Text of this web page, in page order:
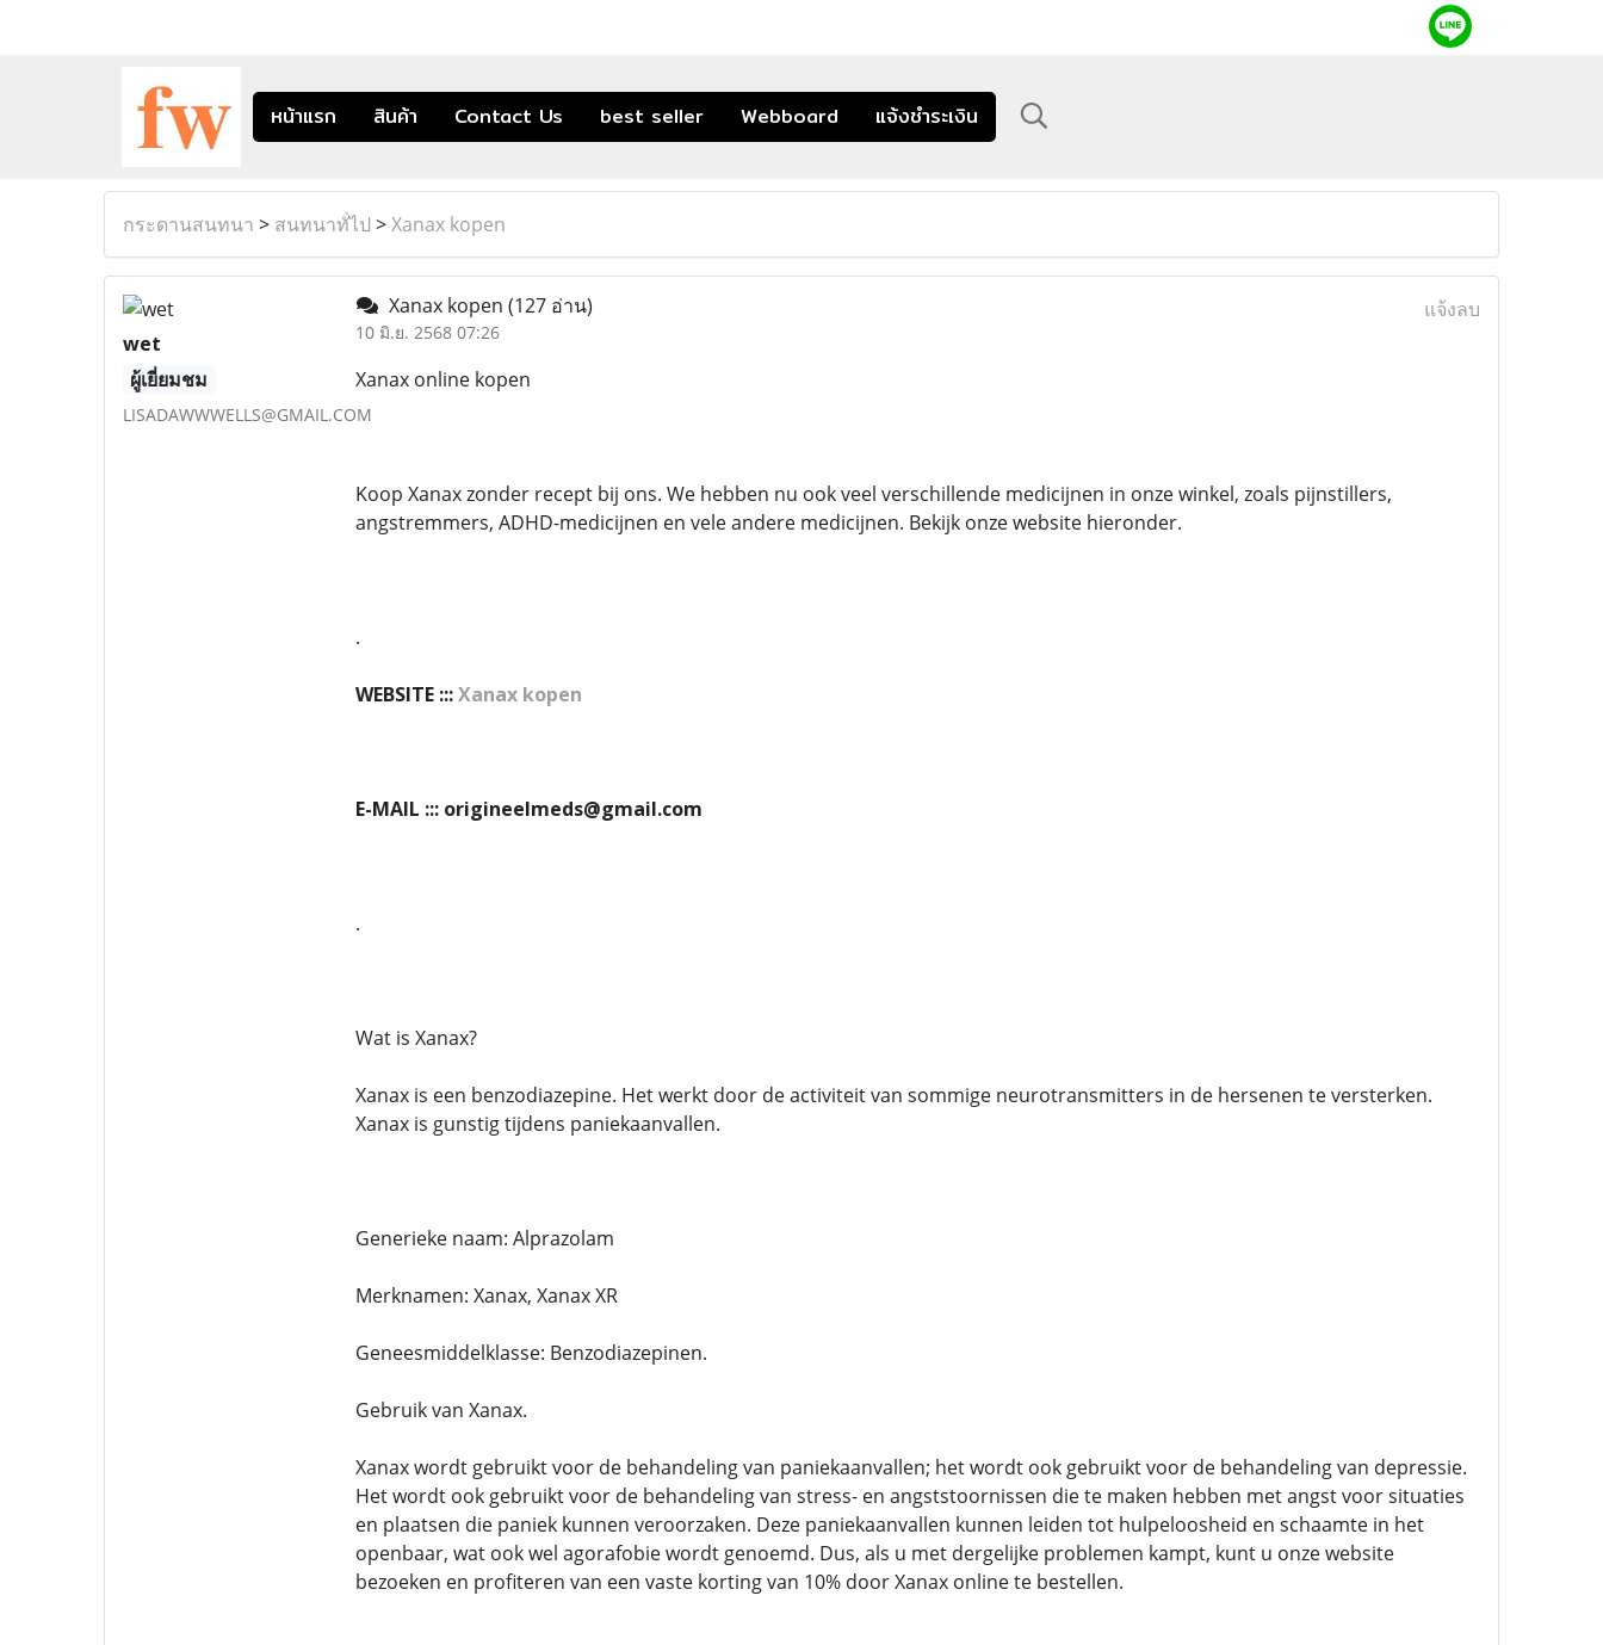
หน้าแรก สินค้า Contact Us best seller Webboard แจ้งชำระเงิน
กระดานสนทนา > สนทนาทั่ไป >Xanax kopen
wet
ผู้เยี่ยมชม
LISADAWWWELLS@GMAIL.COM
Xanax kopen (127 อ่าน)
10 มิ.ย. 2568 07:26
แจ้งลบ
Xanax online kopen
Koop Xanax zonder recept bij ons. We hebben nu ook veel verschillende medicijnen in onze winkel, zoals pijnstillers,
angstremmers, ADHD-medicijnen en vele andere medicijnen. Bekijk onze website hieronder.
.
WEBSITE :::Xanax kopen
E-MAIL ::: origineelmeds@gmail.com
.
Wat is Xanax?
Xanax is een benzodiazepine. Het werkt door de activiteit van sommige neurotransmitters in de hersenen te versterken.
Xanax is gunstig tijdens paniekaanvallen.
Generieke naam: Alprazolam
Merknamen: Xanax, Xanax XR
Geneesmiddelklasse: Benzodiazepinen.
Gebruik van Xanax.
Xanax wordt gebruikt voor de behandeling van paniekaanvallen; het wordt ook gebruikt voor de behandeling van depressie.
Het wordt ook gebruikt voor de behandeling van stress- en angststoornissen die te maken hebben met angst voor situaties
en plaatsen die paniek kunnen veroorzaken. Deze paniekaanvallen kunnen leiden tot hulpeloosheid en schaamte in het
openbaar, wat ook wel agorafobie wordt genoemd. Dus, als u met dergelijke problemen kampt, kunt u onze website
bezoeken en profiteren van een vaste korting van 10% door Xanax online te bestellen.